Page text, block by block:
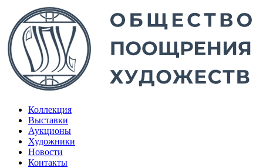
Коллекция
Выставки
Аукционы
Художники
Новости
Контакты